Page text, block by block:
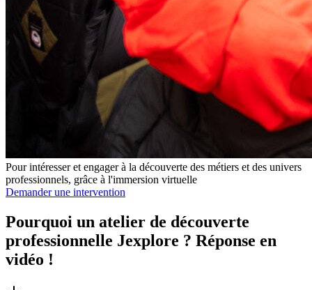
Pour intéresser et engager à la découverte des métiers et des univers
professionnels, grâce à l'immersion virtuelle
Demander une intervention
Pourquoi un atelier de découverte
professionnelle Jexplore ? Réponse en
vidéo !